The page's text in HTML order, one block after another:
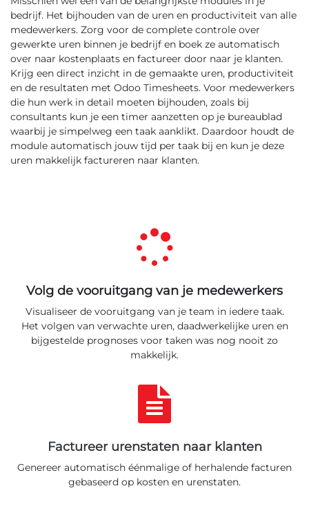
bedrijf. Het bijhouden van de uren en productiviteit van alle
medewerkers. Zorg voor de complete controle over
gewerkte uren binnen je bedrijf en boek ze automatisch
over naar kostenplaats en factureer door naar je klanten.
Krijg een direct inzicht in de gemaakte uren, productiviteit
en de resultaten met Odoo Timesheets. Voor medewerkers
die hun werk in detail moeten bijhouden, zoals bij
consultants kun je een timer aanzetten op je bureaublad
waarbij je simpelweg een taak aanklikt. Daardoor houdt de
module automatisch jouw tijd per taak bij en kun je deze
uren makkelijk factureren naar klanten.
Volg de vooruitgang van je medewerkers
Visualiseer de vooruitgang van je team in iedere taak.
Het volgen van verwachte uren, daadwerkelijke uren en
bijgestelde prognoses voor taken was nog nooit zo
makkelijk.
Factureer urenstaten naar klanten
Genereer automatisch éénmalige of herhalende facturen
gebaseerd op kosten en urenstaten.